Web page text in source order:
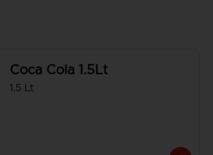
Coca Cola 1.5Lt
1.5 Lt